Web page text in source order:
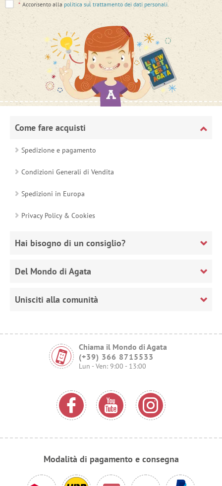
* Acconsento alla politica sul trattamento dei dati personali.
Come fare acquisti
Spedizione e pagamento
Condizioni Generali di Vendita
Spedizioni in Europa
Privacy Policy & Cookies
Hai bisogno di un consiglio?
Del Mondo di Agata
Unisciti alla comunità
Chiama il Mondo di Agata
(+39) 366 8715533
Lun - Ven: 9:00 - 13:00
Modalità di pagamento e consegna